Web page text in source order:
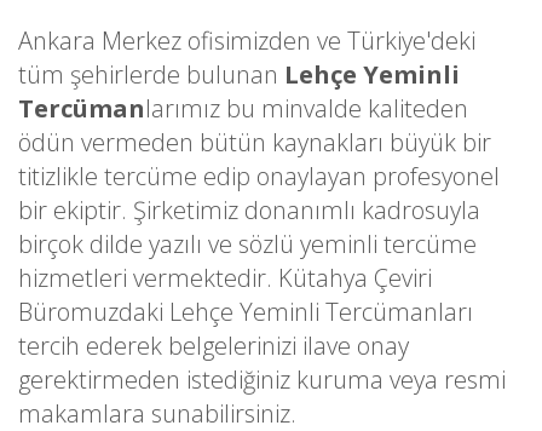
Ankara Merkez ofisimizden ve Türkiye'deki
tüm şehirlerde bulunan Lehçe Yeminli
Tercümanlarımız bu minvalde kaliteden
ödün vermeden bütün kaynakları büyük bir
titizlikle tercüme edip onaylayan profesyonel
bir ekiptir. Şirketimiz donanımlı kadrosuyla
birçok dilde yazılı ve sözlü yeminli tercüme
hizmetleri vermektedir. Kütahya Çeviri
Büromuzdaki Lehçe Yeminli Tercümanları
tercih ederek belgelerinizi ilave onay
gerektirmeden istediğiniz kuruma veya resmi
makamlara sunabilirsiniz.